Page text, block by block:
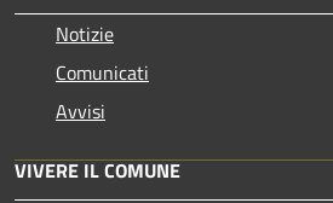
Notizie
Comunicati
Avvisi
VIVERE IL COMUNE